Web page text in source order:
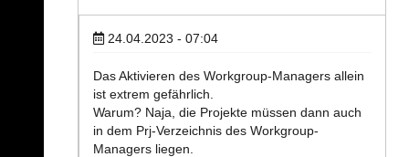
24.04.2023 - 07:04
Das Aktivieren des Workgroup-Managers allein
ist extrem gefährlich.
Warum? Naja, die Projekte müssen dann auch
in dem Prj-Verzeichnis des Workgroup-
Managers liegen.